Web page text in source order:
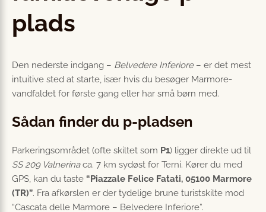
plads
Den nederste indgang – Belvedere Inferiore– er det mest
intuitive sted at starte, især hvis du besøger Marmore-
vandfaldet for første gang eller har små børn med.
Sådan finder du p-pladsen
Parkeringsområdet (ofte skiltet som P1) ligger direkte ud til
SS 209 Valnerinaca. 7 km sydøst for Terni. Kører du med
GPS, kan du taste “Piazzale Felice Fatati, 05100 Marmore
(TR)”. Fra afkørslen er der tydelige brune turistskilte mod
“Cascata delle Marmore – Belvedere Inferiore”.